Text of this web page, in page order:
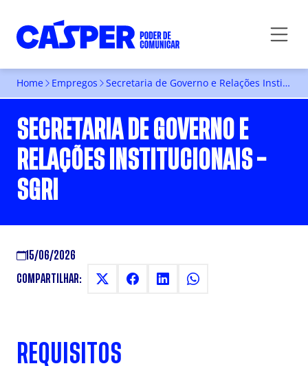
Home Empregos Secretaria de Governo e Relações Institucionais – SGRI
SECRETARIA DE GOVERNO E
RELAÇÕES INSTITUCIONAIS –
SGRI
15/06/2026
COMPARTILHAR:
REQUISITOS